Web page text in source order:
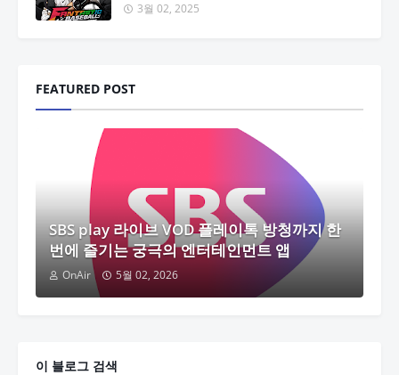
3월 02, 2025
FEATURED POST
SBS play 라이브 VOD 플레이톡 방청까지 한
번에 즐기는 궁극의 엔터테인먼트 앱
OnAir 5월 02, 2026
이 블로그 검색